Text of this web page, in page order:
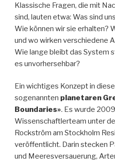
Klassische Fragen, die mit
sind, lauten etwa: Was sind
Wie können wir sie erhalten?
und wo wirken verschiedene
Wie lange bleibt das System
es unvorhersehbar?
Ein wichtiges Konzept in
sogenannten planetaren
Boundaries». Es wurde
Wissenschaftlerteam unter
Rockström am Stockholm
veröffentlicht. Darin stecken
und Meeresversauerung,